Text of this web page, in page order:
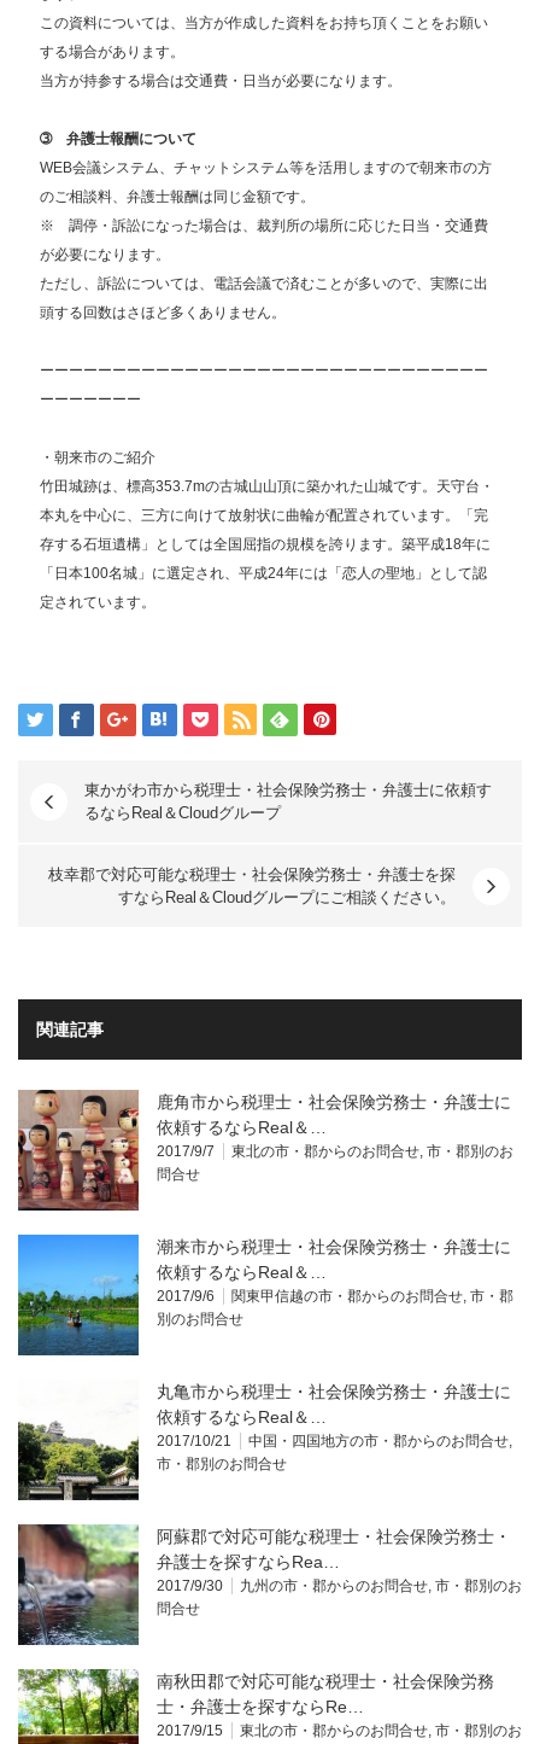
この資料については、当方が作成した資料をお持ち頂くことをお願い
する場合があります。
当方が持参する場合は交通費・日当が必要になります。
➂ 弁護士報酬について
WEB会議システム、チャットシステム等を活用しますので朝来市の方
のご相談料、弁護士報酬は同じ金額です。
※ 調停・訴訟になった場合は、裁判所の場所に応じた日当・交通費
が必要になります。
ただし、訴訟については、電話会議で済むことが多いので、実際に出
頭する回数はさほど多くありません。
ーーーーーーーーーーーーーーーーーーーーーーーーーーーーーーー
ーーーーーーー
・朝来市のご紹介
竹田城跡は、標高353.7mの古城山山頂に築かれた山城です。天守台・
本丸を中心に、三方に向けて放射状に曲輪が配置されています。「完
存する石垣遺構」としては全国屈指の規模を誇ります。築平成18年に
「日本100名城」に選定され、平成24年には「恋人の聖地」として認
定されています。
東かがわ市から税理士・社会保険労務士・弁護士に依頼す
るならReal＆Cloudグループ
枝幸郡で対応可能な税理士・社会保険労務士・弁護士を探
すならReal＆Cloudグループにご相談ください。
関連記事
鹿角市から税理士・社会保険労務士・弁護士に
依頼するならReal＆…
2017/9/7 東北の市・郡からのお問合せ, 市・郡別のお
問合せ
潮来市から税理士・社会保険労務士・弁護士に
依頼するならReal＆…
2017/9/6 関東甲信越の市・郡からのお問合せ, 市・郡
別のお問合せ
丸亀市から税理士・社会保険労務士・弁護士に
依頼するならReal＆…
2017/10/21 中国・四国地方の市・郡からのお問合せ,
市・郡別のお問合せ
阿蘇郡で対応可能な税理士・社会保険労務士・
弁護士を探すならRea…
2017/9/30 九州の市・郡からのお問合せ, 市・郡別のお
問合せ
南秋田郡で対応可能な税理士・社会保険労務
士・弁護士を探すならRe…
2017/9/15 東北の市・郡からのお問合せ, 市・郡別のお